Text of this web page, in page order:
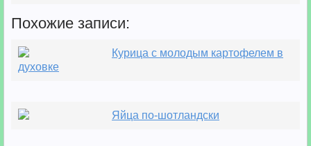
Похожие записи:
Курица с молодым картофелем в
духовке
Яйца по-шотландски